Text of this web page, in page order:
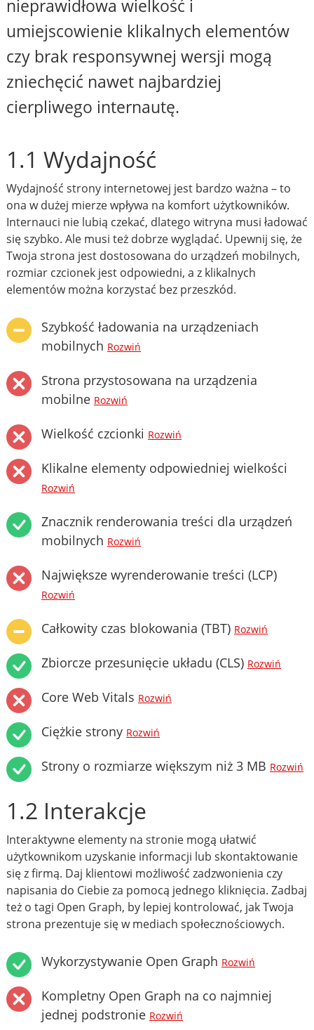
nieprawidłowa wielkość i
umiejscowienie klikalnych elementów
czy brak responsywnej wersji mogą
zniechęcić nawet najbardziej
cierpliwego internautę.
1.1 Wydajność
Wydajność strony internetowej jest bardzo ważna – to
ona w dużej mierze wpływa na komfort użytkowników.
Internauci nie lubią czekać, dlatego witryna musi ładować
się szybko. Ale musi też dobrze wyglądać. Upewnij się, że
Twoja strona jest dostosowana do urządzeń mobilnych,
rozmiar czcionek jest odpowiedni, a z klikalnych
elementów można korzystać bez przeszkód.
Szybkość ładowania na urządzeniach
mobilnych Rozwiń
Strona przystosowana na urządzenia
mobilne Rozwiń
Wielkość czcionki Rozwiń
Klikalne elementy odpowiedniej wielkości
Rozwiń
Znacznik renderowania treści dla urządzeń
mobilnych Rozwiń
Największe wyrenderowanie treści (LCP)
Rozwiń
Całkowity czas blokowania (TBT) Rozwiń
Zbiorcze przesunięcie układu (CLS) Rozwiń
Core Web Vitals Rozwiń
Ciężkie strony Rozwiń
Strony o rozmiarze większym niż 3 MB Rozwiń
1.2 Interakcje
Interaktywne elementy na stronie mogą ułatwić
użytkownikom uzyskanie informacji lub skontaktowanie
się z firmą. Daj klientowi możliwość zadzwonienia czy
napisania do Ciebie za pomocą jednego kliknięcia. Zadbaj
też o tagi Open Graph, by lepiej kontrolować, jak Twoja
strona prezentuje się w mediach społecznościowych.
Wykorzystywanie Open Graph Rozwiń
Kompletny Open Graph na co najmniej
jednej podstronie Rozwiń